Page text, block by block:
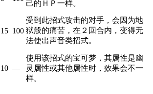
己的ＨＰ一样。
15 100
受到此招式攻击的对手，会因为地
狱般的痛苦，在２回合内，变得无
法使出声音类招式。
10 —
使用该招式的宝可梦，其属性是幽
灵属性或其他属性时，效果会不一
样。